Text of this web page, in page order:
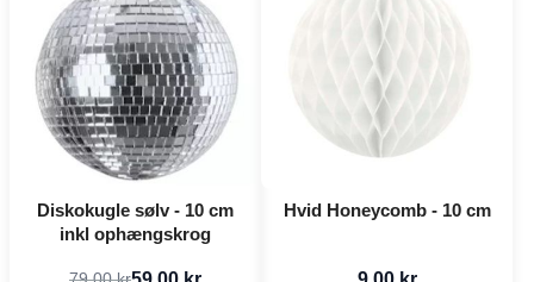
Diskokugle sølv - 10 cm
inkl ophængskrog
Hvid Honeycomb - 10 cm